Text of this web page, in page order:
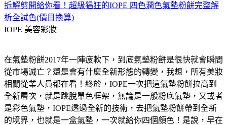
拆解剪開給你看！超級猖狂的IOPE 四色潤色氣墊粉餅完整解
析全試色(價目換算)
IOPE 美容彩妝
在氣墊粉餅2017年一陣疲軟下，到底氣墊粉餅是很快就會瞬間
從市場滅亡？還是會有什麼全新形態的轉變，我想，所有美妝
相關從業人員都在看！終於，IOPE一次把這氣墊粉餅拉高到
全新層次，就是跳脫單色框架，無論是一般粉底氣墊，又或者
是彩色氣墊，IOPE透過全新的技術，去把氣墊粉餅帶到全新
的境界，也就是一盒氣墊，一次就給你四個顏色！是說，早在